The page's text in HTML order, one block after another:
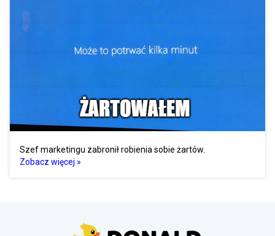
Szef marketingu zabronił robienia sobie żartów.
Zobacz więcej »